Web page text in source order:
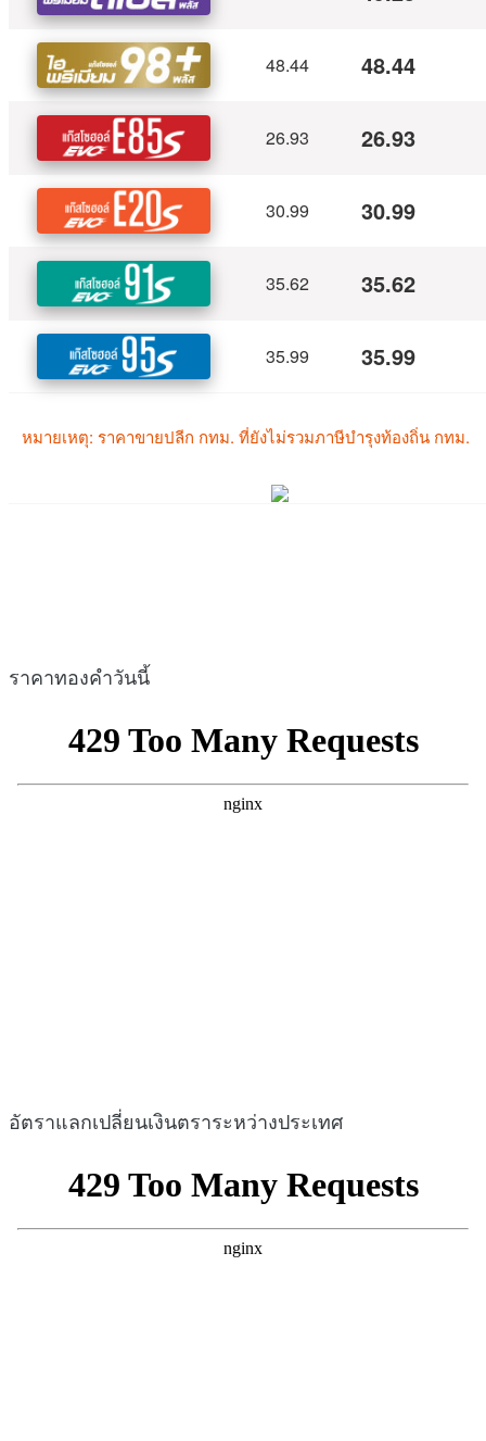
ราคาทองคำวันนี้
อัตราแลกเปลี่ยนเงินตราระหว่างประเทศ